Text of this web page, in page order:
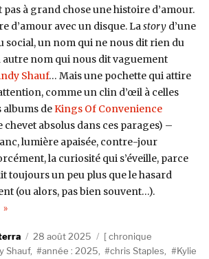
à grand chose une histoire d’amour.
d’amour avec un disque. Lastoryd’une
social, un nom qui ne nous dit rien du
nom qui nous dit vaguement
Shauf… Mais une pochette qui attire
comme un clin d’œil à celles
albums deKings Of Convenience
chevet absolus dans ces parages) –
lumière apaisée, contre-jour
la curiosité qui s’éveille, parce
toujours un peu plus que le hasard
(ou alors, pas bien souvent…).
« Chris Staples, Don’t Worry (Hot Tub
Publié
le
28 août 2025 Catégories
chronique
Shauf, année : 2025, chris Staples,
Kylie